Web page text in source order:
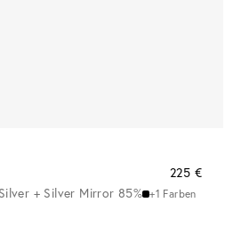
225 €
+ Silver Mirror 85% +1 Farben